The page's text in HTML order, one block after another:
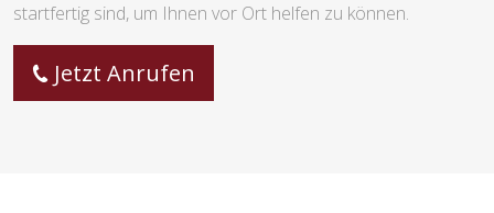
startfertig sind, um Ihnen vor Ort helfen zu können.
Jetzt Anrufen